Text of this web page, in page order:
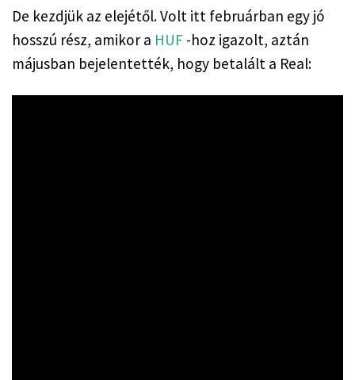
De kezdjük az elejétől. Volt itt februárban egy jó
hosszú rész, amikor a HUF -hoz igazolt, aztán
májusban bejelentették, hogy betalált a Real: